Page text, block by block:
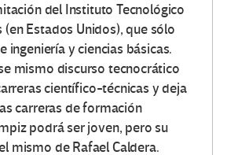
del Instituto Tecnológico
(en Estados Unidos), que sólo
ingeniería y ciencias básicas.
mismo discurso tecnocrático
científico-técnicas y deja
carreras de formación
podrá ser joven, pero su
mismo de Rafael Caldera.